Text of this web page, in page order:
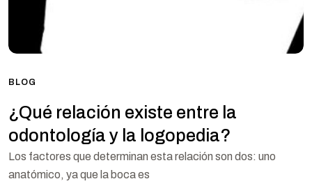
BLOG
¿Qué relación existe entre la
odontología y la logopedia?
Los factores que determinan esta relación son dos: uno
anatómico, ya que la boca es